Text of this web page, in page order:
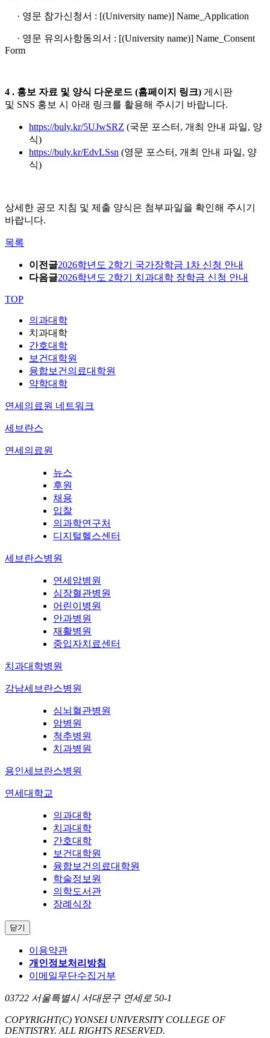
· 영문 참가신청서 : [(University name)] Name_Application
· 영문 유의사항동의서 : [(University name)] Name_Consent
Form
4 . 홍보 자료 및 양식 다운로드 (홈페이지 링크) 게시판
및 SNS 홍보 시 아래 링크를 활용해 주시기 바랍니다.
https://buly.kr/5UJwSRZ (국문 포스터, 개최 안내 파일, 양
식)
https://buly.kr/EdvLSsn (영문 포스터, 개최 안내 파일, 양
식)
상세한 공모 지침 및 제출 양식은 첨부파일을 확인해 주시기
바랍니다.
목록
이전글2026학년도 2학기 국가장학금 1차 신청 안내
다음글2026학년도 2학기 치과대학 장학금 신청 안내
TOP
의과대학
치과대학
간호대학
보건대학원
융합보건의료대학원
약학대학
연세의료원 네트워크
세브란스
연세의료원
뉴스
후원
채용
입찰
의과학연구처
디지털헬스센터
세브란스병원
연세암병원
심장혈관병원
어린이병원
안과병원
재활병원
중입자치료센터
치과대학병원
강남세브란스병원
심뇌혈관병원
암병원
척추병원
치과병원
용인세브란스병원
연세대학교
의과대학
치과대학
간호대학
보건대학원
융합보건의료대학원
학술정보원
의학도서관
장례식장
닫기
이용약관
개인정보처리방침
이메일무단수집거부
03722 서울특별시 서대문구 연세로 50-1
COPYRIGHT(C) YONSEI UNIVERSITY COLLEGE OF
DENTISTRY. ALL RIGHTS RESERVED.